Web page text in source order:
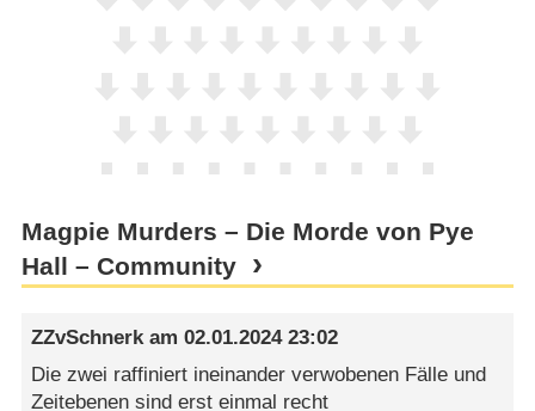
Magpie Murders – Die Morde von Pye
Hall – Community
ZZvSchnerk am02.01.2024 23:02
Die zwei raffiniert ineinander verwobenen Fälle und
Zeitebenen sind erst einmal recht